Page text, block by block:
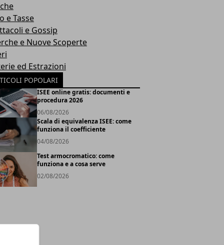
e Tasse
e Gossip
e Nuove Scoperte
ed Estrazioni
POPOLARI
ISEE online gratis: documenti e
procedura 2026
06/08/2026
Scala di equivalenza ISEE: come
funziona il coefficiente
04/08/2026
Test armocromatico: come
funziona e a cosa serve
02/08/2026